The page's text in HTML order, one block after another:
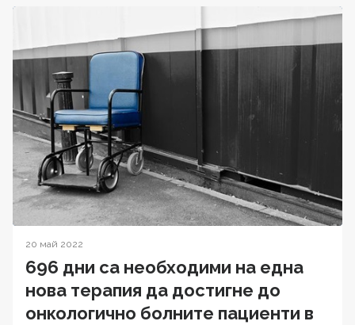
20 май 2022
696 дни са необходими на една
нова терапия да достигне до
онкологично болните пациенти в